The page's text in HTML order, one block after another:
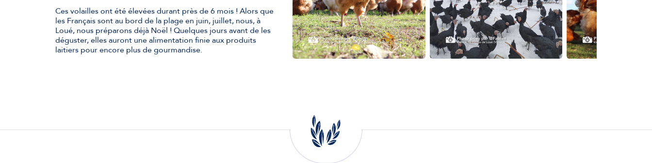
Ces volailles ont été élevées durant près de 6 mois ! Alors que
les Français sont au bord de la plage en juin, juillet, nous, à
Loué, nous préparons déjà Noël ! Quelques jours avant de les
déguster, elles auront une alimentation finie aux produits
laitiers pour encore plus de gourmandise.